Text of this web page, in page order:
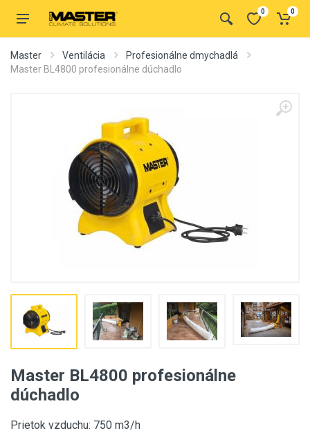
0 0
Master Ventilácia
Profesionálne dmychadlá
Master BL4800 profesionálne dúchadlo
Master BL4800 profesionálne
dúchadlo
Prietok vzduchu: 750 m3/h